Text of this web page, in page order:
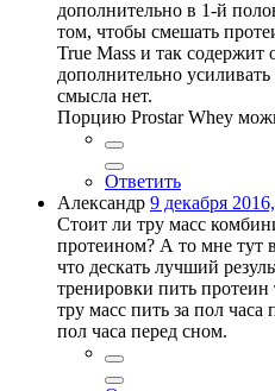
дополнительно в 1-й
том, чтобы смешать
True Mass и так содержит
дополнительно
смысла нет.
Порцию Prostar Whey
Ответить
Александр 9 декабря
Стоит ли тру масс
протеином? А то мне тут
что дескать лучший
тренировки пить
тру масс пить за пол часа
пол часа перед сном.